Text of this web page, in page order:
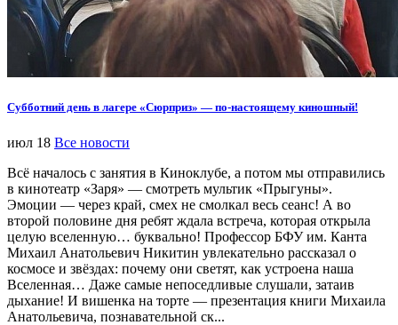
Субботний день в лагере «Сюрприз» — по-настоящему киношный!
июл 18 Все новости
Всё началось с занятия в Киноклубе, а потом мы отправились
в кинотеатр «Заря» — смотреть мультик «Прыгуны».
Эмоции — через край, смех не смолкал весь сеанс! А во
второй половине дня ребят ждала встреча, которая открыла
целую вселенную… буквально! Профессор БФУ им. Канта
Михаил Анатольевич Никитин увлекательно рассказал о
космосе и звёздах: почему они светят, как устроена наша
Вселенная… Даже самые непоседливые слушали, затаив
дыхание! И вишенка на торте — презентация книги Михаила
Анатольевича, познавательной ск...